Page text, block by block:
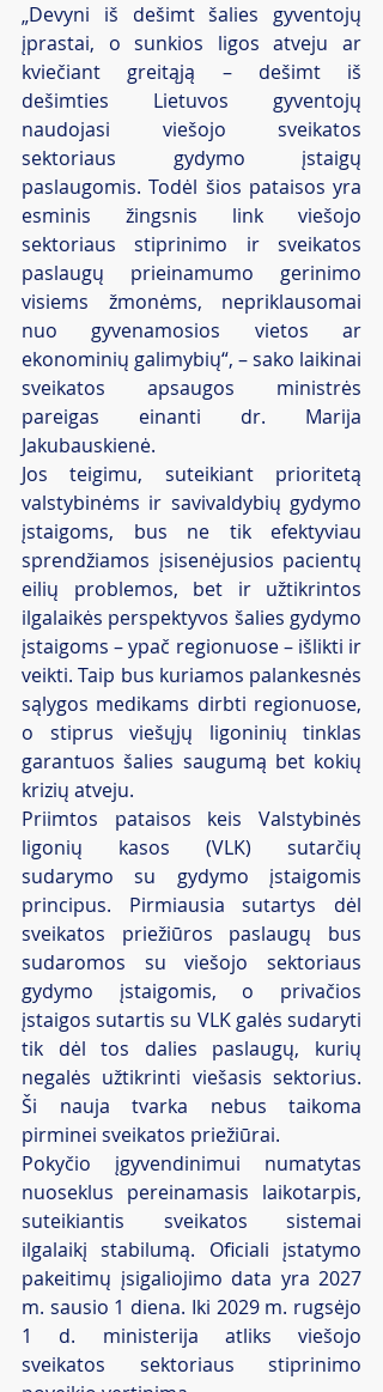
„Devyni iš dešimt šalies gyventojų
įprastai, o sunkios ligos atveju ar
kviečiant greitąją – dešimt iš
dešimties Lietuvos gyventojų
naudojasi viešojo sveikatos
sektoriaus gydymo įstaigų
paslaugomis. Todėl šios pataisos yra
esminis žingsnis link viešojo
sektoriaus stiprinimo ir sveikatos
paslaugų prieinamumo gerinimo
visiems žmonėms, nepriklausomai
nuo gyvenamosios vietos ar
ekonominių galimybių“, – sako laikinai
sveikatos apsaugos ministrės
pareigas einanti dr. Marija
Jakubauskienė.
Jos teigimu, suteikiant prioritetą
valstybinėms ir savivaldybių gydymo
įstaigoms, bus ne tik efektyviau
sprendžiamos įsisenėjusios pacientų
eilių problemos, bet ir užtikrintos
ilgalaikės perspektyvos šalies gydymo
įstaigoms – ypač regionuose – išlikti ir
veikti. Taip bus kuriamos palankesnės
sąlygos medikams dirbti regionuose,
o stiprus viešųjų ligoninių tinklas
garantuos šalies saugumą bet kokių
krizių atveju.
Priimtos pataisos keis Valstybinės
ligonių kasos (VLK) sutarčių
sudarymo su gydymo įstaigomis
principus. Pirmiausia sutartys dėl
sveikatos priežiūros paslaugų bus
sudaromos su viešojo sektoriaus
gydymo įstaigomis, o privačios
įstaigos sutartis su VLK galės sudaryti
tik dėl tos dalies paslaugų, kurių
negalės užtikrinti viešasis sektorius.
Ši nauja tvarka nebus taikoma
pirminei sveikatos priežiūrai.
Pokyčio įgyvendinimui numatytas
nuoseklus pereinamasis laikotarpis,
suteikiantis sveikatos sistemai
ilgalaikį stabilumą. Oficiali įstatymo
pakeitimų įsigaliojimo data yra 2027
m. sausio 1 diena. Iki 2029 m. rugsėjo
1 d. ministerija atliks viešojo
sveikatos sektoriaus stiprinimo